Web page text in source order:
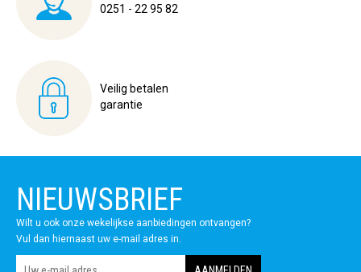
0251 - 22 95 82
Veilig betalen
garantie
NIEUWSBRIEF
Wilt u ook onze wekelijkse aanbiedingen ontvangen?
Vul dan hiernaast uw e-mail adres in.